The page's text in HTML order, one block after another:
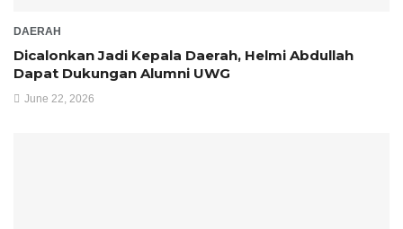
DAERAH
Dicalonkan Jadi Kepala Daerah, Helmi Abdullah
Dapat Dukungan Alumni UWG
June 22, 2026